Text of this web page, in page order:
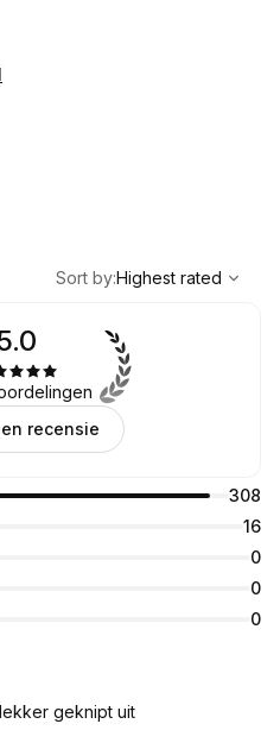
Highest rated
Sort by:Highest rated
308
16
0
0
0
recensie
geknipt uit